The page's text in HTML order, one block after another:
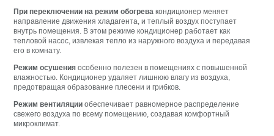
При переключении на режим обогрева кондиционер меняет
направление движения хладагента, и теплый воздух поступает
внутрь помещения. В этом режиме кондиционер работает как
тепловой насос, извлекая тепло из наружного воздуха и передавая
его в комнату.
Режим осушения особенно полезен в помещениях с повышенной
влажностью. Кондиционер удаляет лишнюю влагу из воздуха,
предотвращая образование плесени и грибков.
Режим вентиляции обеспечивает равномерное распределение
свежего воздуха по всему помещению, создавая комфортный
микроклимат.